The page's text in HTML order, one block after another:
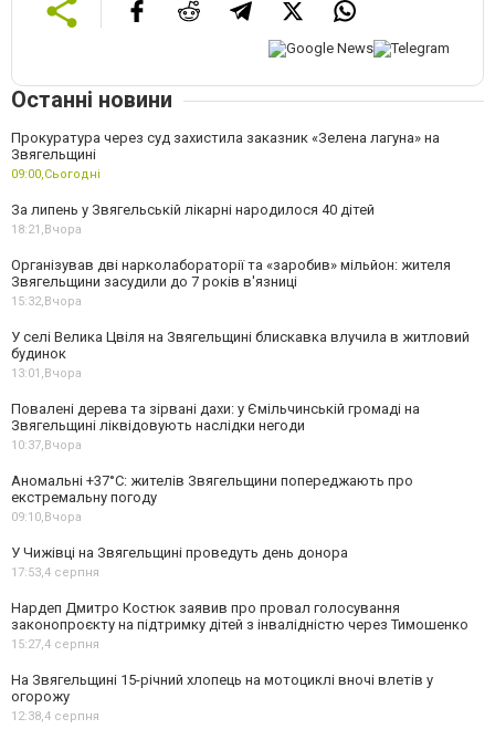
Останні новини
Прокуратура через суд захистила заказник «Зелена лагуна» на
Звягельщині
09:00, Сьогодні
За липень у Звягельській лікарні народилося 40 дітей
18:21, Вчора
Організував дві нарколабораторії та «заробив» мільйон: жителя
Звягельщини засудили до 7 років в'язниці
15:32, Вчора
У селі Велика Цвіля на Звягельщині блискавка влучила в житловий
будинок
13:01, Вчора
Повалені дерева та зірвані дахи: у Ємільчинській громаді на
Звягельщині ліквідовують наслідки негоди
10:37, Вчора
Аномальні +37°C: жителів Звягельщини попереджають про
екстремальну погоду
09:10, Вчора
У Чижівці на Звягельщині проведуть день донора
17:53, 4 серпня
Нардеп Дмитро Костюк заявив про провал голосування
законопроєкту на підтримку дітей з інвалідністю через Тимошенко
15:27, 4 серпня
На Звягельщині 15-річний хлопець на мотоциклі вночі влетів у
огорожу
12:38, 4 серпня